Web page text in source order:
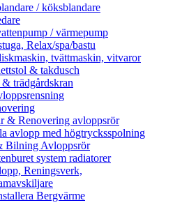
/ köksblandare
/ värmepump
Relax/spa/bastu
tvättmaskin, vitvaror
& takdusch
trädgårdskran
& Renovering avloppsrör
avlopp med högtrycksspolning
Bilning Avloppsrör
system radiatorer
Reningsverk,
Bergvärme